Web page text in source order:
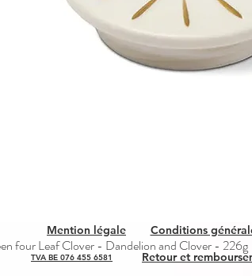
Aperçu rapide
four Leaf Clover - Dandelion and Clover - 226g
Mention légale
Conditions
Retour et
TVA BE 076 455 6581